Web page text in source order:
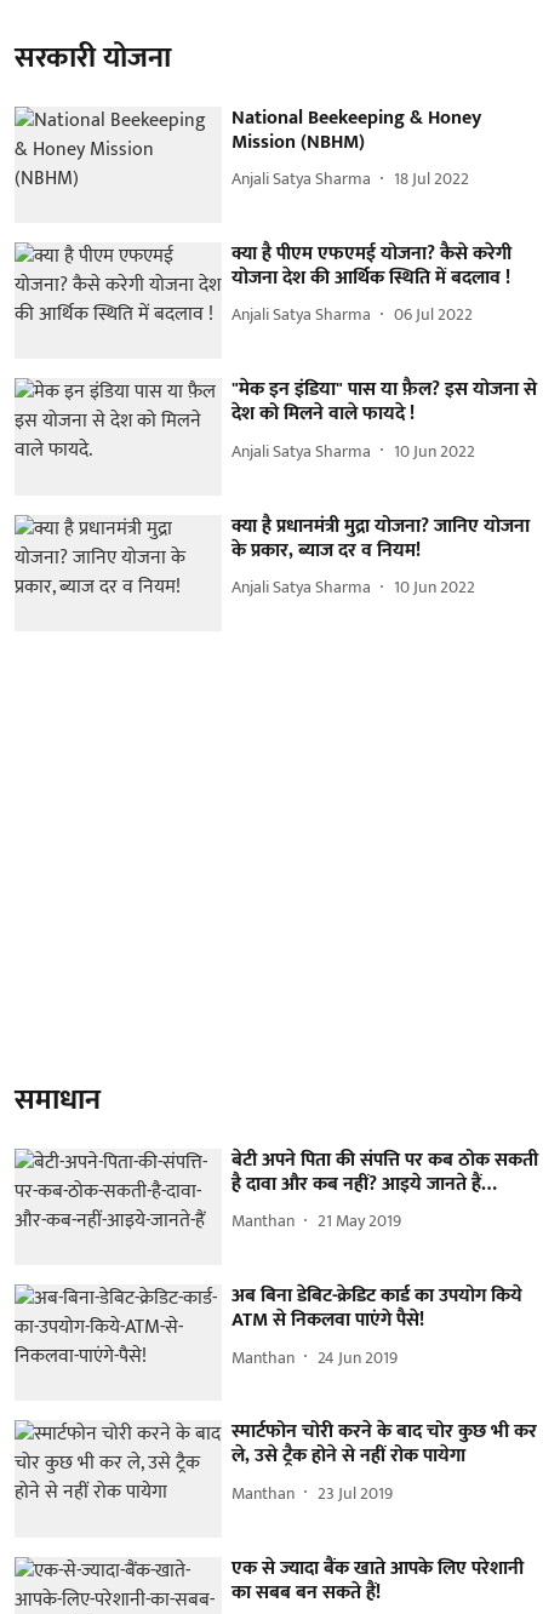
सरकारी योजना
National Beekeeping & Honey
Mission (NBHM)
Anjali Satya Sharma 18 Jul 2022
क्या है पीएम एफएमई योजना? कैसे करेगी
योजना देश की आर्थिक स्थिति में बदलाव !
Anjali Satya Sharma 06 Jul 2022
"मेक इन इंडिया" पास या फ़ैल? इस योजना से
देश को मिलने वाले फायदे !
Anjali Satya Sharma 10 Jun 2022
क्या है प्रधानमंत्री मुद्रा योजना? जानिए योजना
के प्रकार, ब्याज दर व नियम!
Anjali Satya Sharma 10 Jun 2022
समाधान
बेटी अपने पिता की संपत्ति पर कब ठोक सकती
है दावा और कब नहीं? आइये जानते हैं…
Manthan 21 May 2019
अब बिना डेबिट-क्रेडिट कार्ड का उपयोग किये
ATM से निकलवा पाएंगे पैसे!
Manthan 24 Jun 2019
स्मार्टफोन चोरी करने के बाद चोर कुछ भी कर
ले, उसे ट्रैक होने से नहीं रोक पायेगा
Manthan 23 Jul 2019
एक से ज्यादा बैंक खाते आपके लिए परेशानी
का सबब बन सकते हैं!